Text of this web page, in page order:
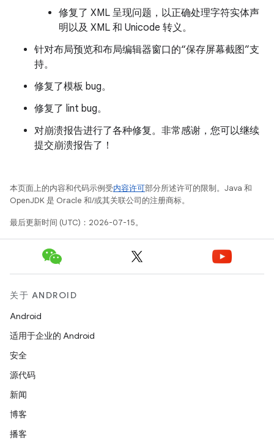
修复了 XML 呈现问题，以正确处理字符实体声
明以及 XML 和 Unicode 转义。
针对布局预览和布局编辑器窗口的“保存屏幕截图”支
持。
修复了模板 bug。
修复了 lint bug。
对崩溃报告进行了各种修复。非常感谢，您可以继续
提交崩溃报告了！
本页面上的内容和代码示例受内容许可部分所述许可的限制。Java 和
OpenJDK 是 Oracle 和/或其关联公司的注册商标。
最后更新时间 (UTC)：2026-07-15。
关于 ANDROID
Android
适用于企业的 Android
安全
源代码
新闻
博客
播客